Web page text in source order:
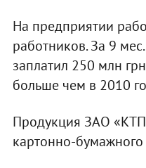
На предприятии
работников. За 9
заплатил 250 млн
больше чем в 2010
Продукция ЗАО
картонно-